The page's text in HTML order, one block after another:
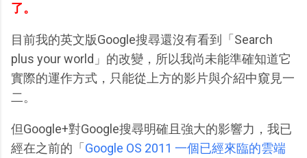
了。
目前我的英文版Google搜尋還沒有看到「Search
plus your world」的改變，所以我尚未能準確知道它
實際的運作方式，只能從上方的影片與介紹中窺見一
二。
但Google+對Google搜尋明確且強大的影響力，我已
經在之前的「 Google OS 2011 一個已經來臨的雲端